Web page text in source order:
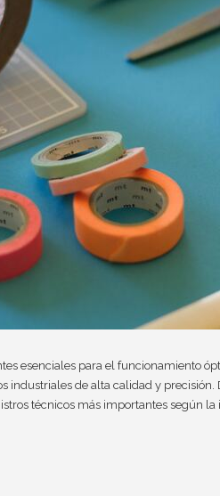
esenciales para el funcionamiento
industriales de alta calidad y
técnicos más importantes según